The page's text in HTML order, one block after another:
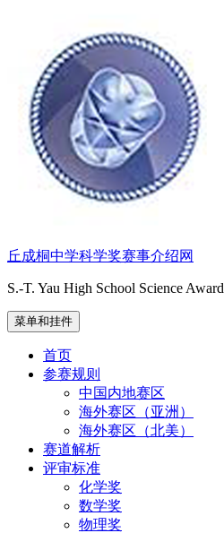
丘成桐中学科学奖赛事介绍网
S.-T. Yau High School Science Award
菜单和挂件
首页
参赛规则
中国内地赛区
海外赛区（亚洲）
海外赛区（北美）
赛道解析
评审标准
化学奖
数学奖
物理奖